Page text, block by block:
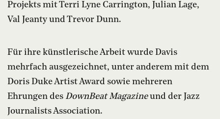
Projekts mit Terri Lyne Carrington, Julian Lage,
Val Jeanty und Trevor Dunn.
Für ihre künstlerische Arbeit wurde Davis
mehrfach ausgezeichnet, unter anderem mit dem
Doris Duke Artist Award sowie mehreren
Ehrungen des DownBeat Magazineund der Jazz
Journalists Association.